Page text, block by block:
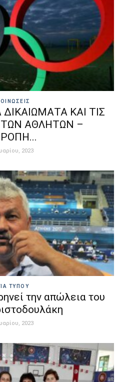
ΚΑΙ ΤΙΣ
ΤΩΝ ΑΘΛΗΤΩΝ –
2023
ΤΥΠΟΥ
την απώλεια του
2023